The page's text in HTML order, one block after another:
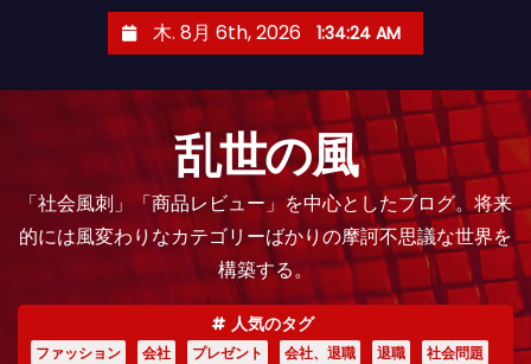
木. 8月 6th, 2026 1:34:26 AM
乱世の風
「社会風刺」「商品レビュー」を中心としたブログ。将来
的には風変わりなカテゴリーばかりの摩訶不思議な世界を
構築する。
人気のタグ
ファッション 会社 プレゼント 会社、退職 退職
社会問題